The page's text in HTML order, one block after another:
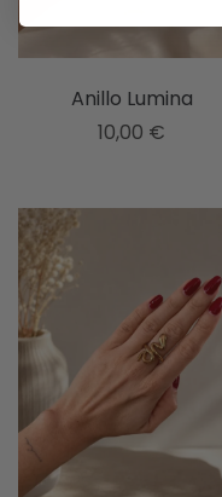
Anillo Lumina
10,00 €